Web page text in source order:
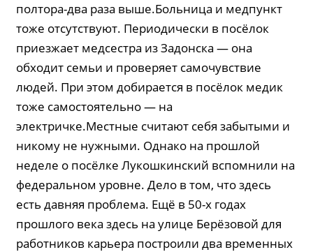
полтора-два раза выше.Больница и медпункт
тоже отсутствуют. Периодически в посёлок
приезжает медсестра из Задонска — она
обходит семьи и проверяет самочувствие
людей. При этом добирается в посёлок медик
тоже самостоятельно — на
электричке.Местные считают себя забытыми и
никому не нужными. Однако на прошлой
неделе о посёлке Лукошкинский вспомнили на
федеральном уровне. Дело в том, что здесь
есть давняя проблема. Ещё в 50-х годах
прошлого века здесь на улице Берёзовой для
работников карьера построили два временных